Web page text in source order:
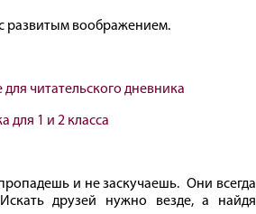
развитым воображением.
читательского дневника
для 1 и 2 класса
и не заскучаешь. Они всегда
друзей нужно везде, а найдя